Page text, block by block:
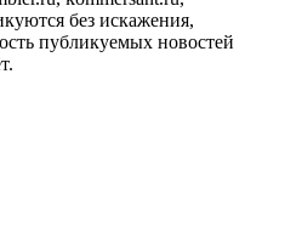
без искажения,
публикуемых новостей